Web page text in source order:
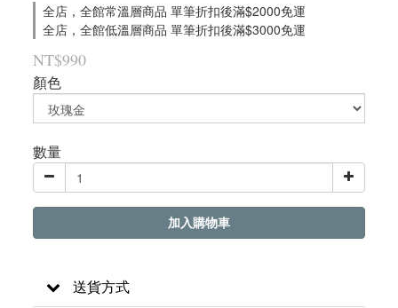
全店，全館常溫層商品 單筆折扣後滿$2000免運
全店，全館低溫層商品 單筆折扣後滿$3000免運
NT$990
顏色
數量
加入購物車
送貨方式